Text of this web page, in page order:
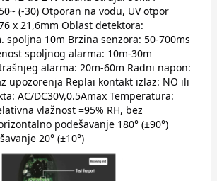
(-30) Otporan na vodu, UV otpor
x 21,6mm Oblast detektora:
spoljna 10m Brzina senzora: 50-700ms
spoljnog alarma: 10m-30m
alarma: 20m-60m Radni napon:
upozorenja Replai kontakt izlaz: NO ili
AC/DC30V,0.5Amax Temperatura:
vlažnost =95% RH, bez
podešavanje 180° (±90°)
20° (±10°)